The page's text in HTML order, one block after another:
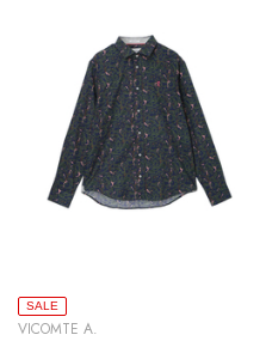
SALE
VICOMTE A.